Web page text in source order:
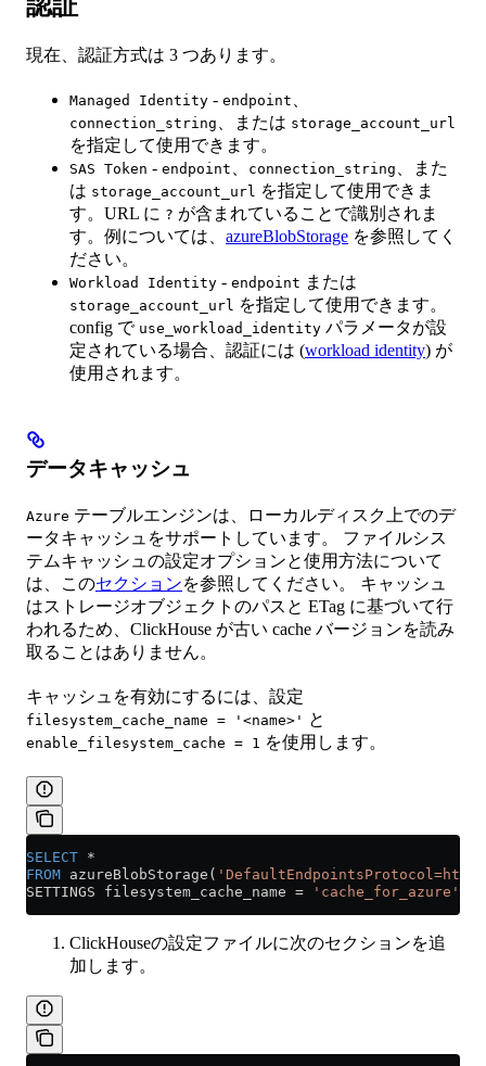
認証
現在、認証方式は 3 つあります。
Managed Identity - endpoint 、
connection_string 、または storage_account_url
を指定して使用できます。
SAS Token - endpoint 、 connection_string 、また
は storage_account_url を指定して使用できま
す。URL に ? が含まれていることで識別されま
す。例については、 azureBlobStorage を参照してく
ださい。
Workload Identity - endpoint または
storage_account_url を指定して使用できます。
config で use_workload_identity パラメータが設
定されている場合、認証には (workload identity) が
使用されます。
データキャッシュ
Azure テーブルエンジンは、ローカルディスク上でのデ
ータキャッシュをサポートしています。 ファイルシス
テムキャッシュの設定オプションと使用方法について
は、このセクションを参照してください。 キャッシュ
はストレージオブジェクトのパスと ETag に基づいて行
われるため、ClickHouse が古い cache バージョンを読み
取ることはありません。
キャッシュを有効にするには、設定
filesystem_cache_name = '<name>' と
enable_filesystem_cache = 1 を使用します。
SELECT *
FROM azureBlobStorage(
SETTINGS filesystem_cache_name = 'cache_for_azure'
ClickHouseの設定ファイルに次のセクションを追
加します。